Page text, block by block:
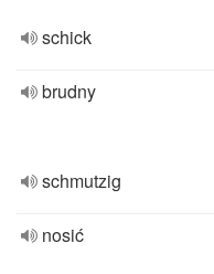
schick
brudny
schmutzig
nosić